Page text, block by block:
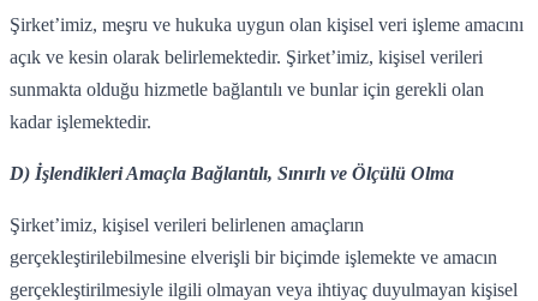
Şirket’imiz, meşru ve hukuka uygun olan kişisel veri işleme amacını
açık ve kesin olarak belirlemektedir. Şirket’imiz, kişisel verileri
sunmakta olduğu hizmetle bağlantılı ve bunlar için gerekli olan
kadar işlemektedir.
D) İşlendikleri Amaçla Bağlantılı, Sınırlı ve Ölçülü Olma
Şirket’imiz, kişisel verileri belirlenen amaçların
gerçekleştirilebilmesine elverişli bir biçimde işlemekte ve amacın
gerçekleştirilmesiyle ilgili olmayan veya ihtiyaç duyulmayan kişisel